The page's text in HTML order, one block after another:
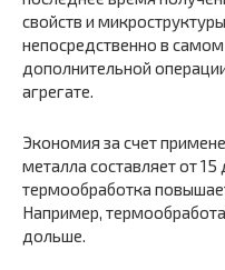
свойств и
непосредственно в
дополнительной
агрегате.
Экономия за счет
металла составляет от
термообработка
Например,
дольше.